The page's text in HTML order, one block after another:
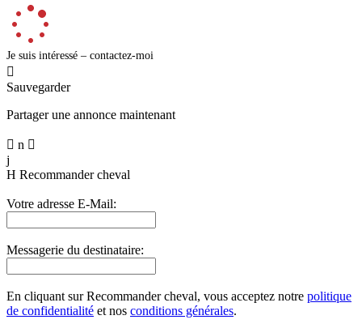
Je suis intéressé – contactez-moi

Sauvegarder
Partager une annonce maintenant
 n 
j
H Recommander cheval
Votre adresse E-Mail:
Messagerie du destinataire:
En cliquant sur Recommander cheval, vous acceptez notre politique
de confidentialité et nos conditions générales.